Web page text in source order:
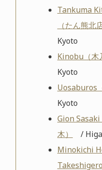
Tankuma
（たん熊北
Kyoto
Kinobu（木
Kyoto
Uosaburos
Kyoto
Gion Sasaki
木）
/
Minokichi